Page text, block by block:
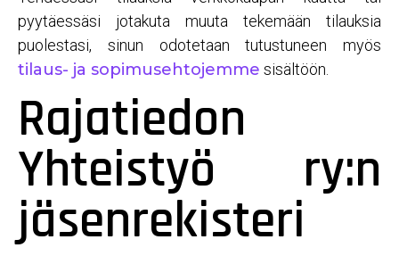
pyytäessäsi jotakuta muuta tekemään tilauksia
puolestasi, sinun odotetaan tutustuneen myös
tilaus- ja sopimusehtojemme sisältöön.
Rajatiedon
Yhteistyö ry:n
jäsenrekisteri